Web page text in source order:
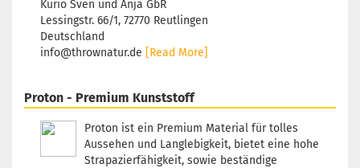
Gewicht:
Farbton:
Bläulich
Kurio Sven und Anja GbR
Lessingstr. 66/1, 72770 Reutlingen
Deutschland
info@thrownatur.de [Read More]
Proton - Premium Kunststoff
Proton ist ein Premium Material für tolles
Aussehen und Langlebigkeit, bietet eine hohe
Strapazierfähigkeit, sowie beständige